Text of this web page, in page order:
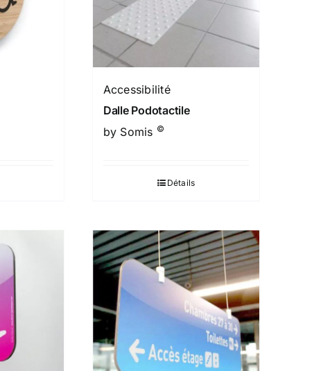
Accessibilité
Dalle Podotactile
by Somis ©
Détails